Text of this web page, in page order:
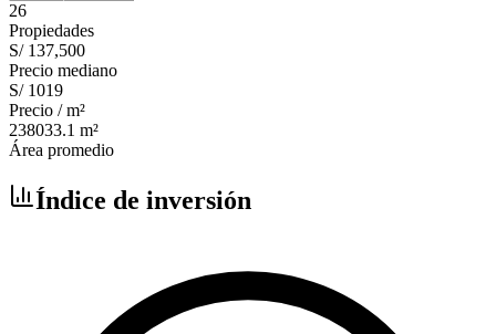
26
Propiedades
S/ 137,500
Precio mediano
S/ 1019
Precio / m²
238033.1 m²
Área promedio
Índice de inversión